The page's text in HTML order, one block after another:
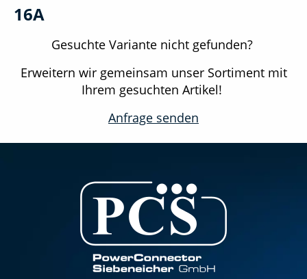
16A
Gesuchte Variante nicht gefunden?
Erweitern wir gemeinsam unser Sortiment mit
Ihrem gesuchten Artikel!
Anfrage senden